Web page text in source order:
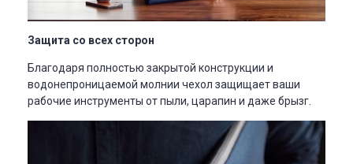
Защита со всех сторон
Благодаря полностью закрытой конструкции и
водонепроницаемой молнии чехол защищает ваши
рабочие инструменты от пыли, царапин и даже брызг.